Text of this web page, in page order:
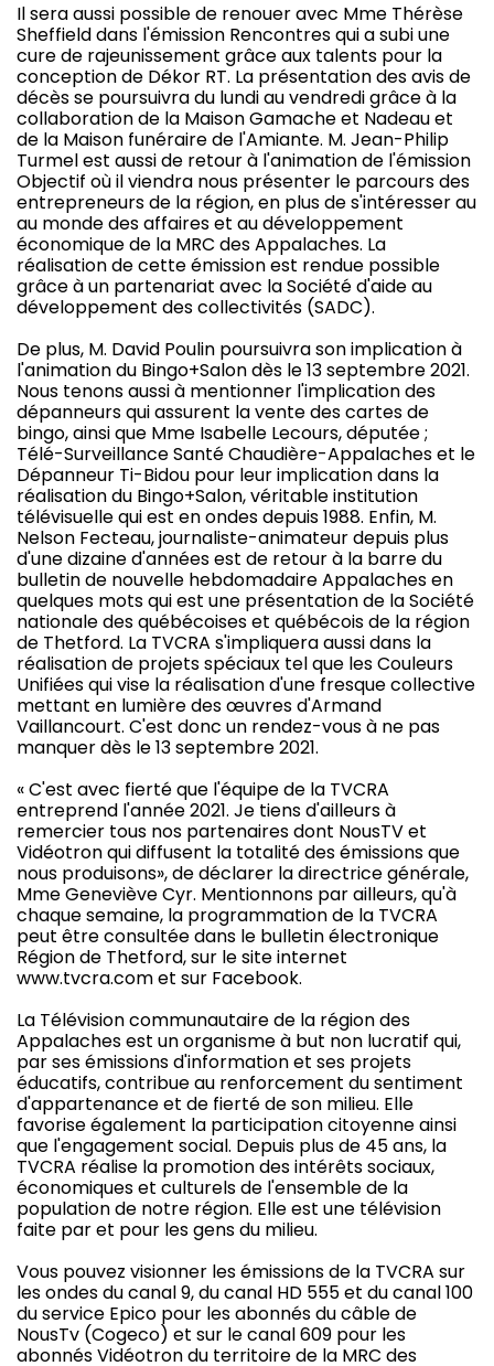
Il sera aussi possible de renouer avec Mme Thérèse
Sheffield dans l'émission Rencontres qui a subi une
cure de rajeunissement grâce aux talents pour la
conception de Dékor RT. La présentation des avis de
décès se poursuivra du lundi au vendredi grâce à la
collaboration de la Maison Gamache et Nadeau et
de la Maison funéraire de l'Amiante. M. Jean-Philip
Turmel est aussi de retour à l'animation de l'émission
Objectif où il viendra nous présenter le parcours des
entrepreneurs de la région, en plus de s'intéresser au
au monde des affaires et au développement
économique de la MRC des Appalaches. La
réalisation de cette émission est rendue possible
grâce à un partenariat avec la Société d'aide au
développement des collectivités (SADC).
De plus, M. David Poulin poursuivra son implication à
l'animation du Bingo+Salon dès le 13 septembre 2021.
Nous tenons aussi à mentionner l'implication des
dépanneurs qui assurent la vente des cartes de
bingo, ainsi que Mme Isabelle Lecours, députée ;
Télé-Surveillance Santé Chaudière-Appalaches et le
Dépanneur Ti-Bidou pour leur implication dans la
réalisation du Bingo+Salon, véritable institution
télévisuelle qui est en ondes depuis 1988. Enfin, M.
Nelson Fecteau, journaliste-animateur depuis plus
d'une dizaine d'années est de retour à la barre du
bulletin de nouvelle hebdomadaire Appalaches en
quelques mots qui est une présentation de la Société
nationale des québécoises et québécois de la région
de Thetford. La TVCRA s'impliquera aussi dans la
réalisation de projets spéciaux tel que les Couleurs
Unifiées qui vise la réalisation d'une fresque collective
mettant en lumière des œuvres d'Armand
Vaillancourt. C'est donc un rendez-vous à ne pas
manquer dès le 13 septembre 2021.
« C'est avec fierté que l'équipe de la TVCRA
entreprend l'année 2021. Je tiens d'ailleurs à
remercier tous nos partenaires dont NousTV et
Vidéotron qui diffusent la totalité des émissions que
nous produisons», de déclarer la directrice générale,
Mme Geneviève Cyr. Mentionnons par ailleurs, qu'à
chaque semaine, la programmation de la TVCRA
peut être consultée dans le bulletin électronique
Région de Thetford, sur le site internet
www.tvcra.com et sur Facebook.
La Télévision communautaire de la région des
Appalaches est un organisme à but non lucratif qui,
par ses émissions d'information et ses projets
éducatifs, contribue au renforcement du sentiment
d'appartenance et de fierté de son milieu. Elle
favorise également la participation citoyenne ainsi
que l'engagement social. Depuis plus de 45 ans, la
TVCRA réalise la promotion des intérêts sociaux,
économiques et culturels de l'ensemble de la
population de notre région. Elle est une télévision
faite par et pour les gens du milieu.
Vous pouvez visionner les émissions de la TVCRA sur
les ondes du canal 9, du canal HD 555 et du canal 100
du service Epico pour les abonnés du câble de
NousTv (Cogeco) et sur le canal 609 pour les
abonnés Vidéotron du territoire de la MRC des